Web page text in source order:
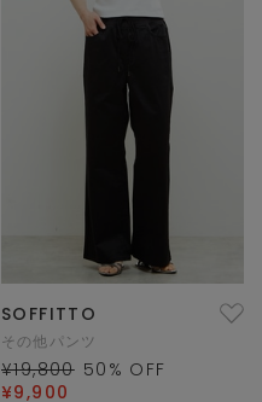
SOFFITTO
その他パンツ
¥19,800 50 % OFF
¥9,900